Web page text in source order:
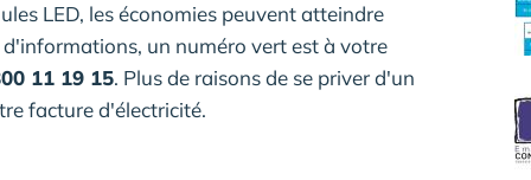
LED, les économies peuvent atteindre
un numéro vert est à votre
11 19 15. Plus de raisons de se priver d'un
facture d'électricité.